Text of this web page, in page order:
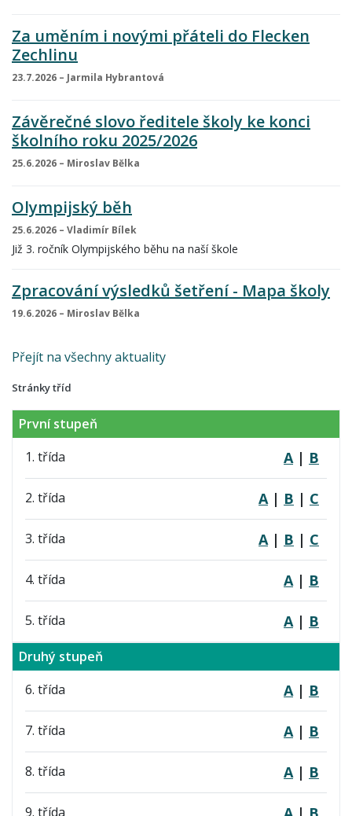
Za uměním i novými přáteli do Flecken
Zechlinu
23.7.2026 – Jarmila Hybrantová
Závěrečné slovo ředitele školy ke konci
školního roku 2025/2026
25.6.2026 – Miroslav Bělka
Olympijský běh
25.6.2026 – Vladimír Bílek
Již 3. ročník Olympijského běhu na naší škole
Zpracování výsledků šetření - Mapa školy
19.6.2026 – Miroslav Bělka
Přejít na všechny aktuality
Stránky tříd
První stupeň
1. třída
A| B
2. třída A| B | C
3. třída A| B | C
4. třída A| B
5. třída A| B
Druhý stupeň
6. třída
A| B
7. třída A| B
8. třída A| B
9. třída